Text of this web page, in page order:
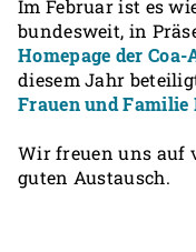
Im Februar ist es
bundesweit, in
Homepage der
diesem Jahr
Frauen und Familie
Wir freuen uns auf
guten Austausch.